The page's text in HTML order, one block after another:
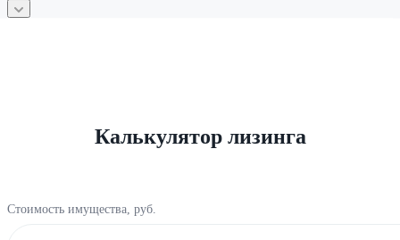
Калькулятор лизинга
Стоимость имущества, руб.